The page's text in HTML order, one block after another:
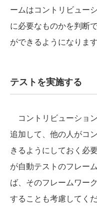
ームはコントリビュー
に必要なものかを判断
ができるようになります
テストを実施する
コントリビューショ
追加して、他の人がコ
きるようにしておく必
が自動テストのフレー
ば、そのフレームワー
することも考慮してく